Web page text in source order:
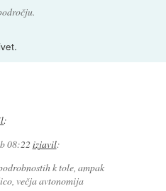
:
08:22 izjavil:
k tole, ampak
večja avtonomija